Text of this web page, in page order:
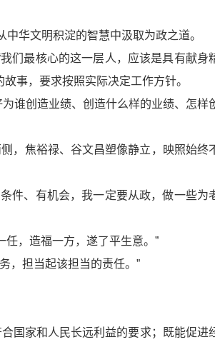
华文明积淀的智慧中汲取为政之道。
们最核心的这一层人，应该是具有献身
故事，要求按照实际决定工作方针。
谁创造业绩、创造什么样的业绩、怎样
，焦裕禄、谷文昌塑像静立，映照始终
件、有机会，我一定要从政，做一些为
任，造福一方，遂了平生意。”
，担当起该担当的责任。”
国家和人民长远利益的要求；既能促进